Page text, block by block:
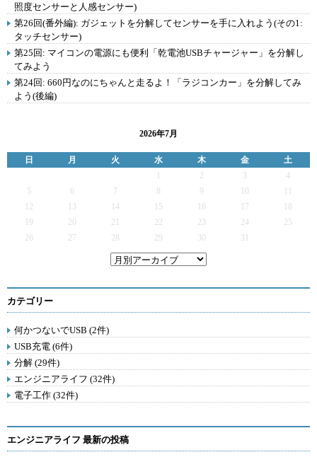
照度センサーと人感センサー)
第26回(番外編): ガジェットを分解してセンサーを手に入れよう(その1:
タッチセンサー)
第25回: マイコンの電源にも便利「乾電池USBチャージャー」を分解し
てみよう
第24回: 660円なのにちゃんと走るよ！「ラジコンカー」を分解してみ
よう(後編)
2026年7月
日 月 火 水 木 金
土
1
2 3
4
5
6 7 8 9 10
11
12
13 14 15 16 17
18
19
20 21 22 23 24
25
26
27 28 29 30 31
カテゴリー
何かつないでUSB (2件)
USB充電 (6件)
分解 (29件)
エンジニアライフ (32件)
電子工作 (32件)
エンジニアライフ 最新の投稿